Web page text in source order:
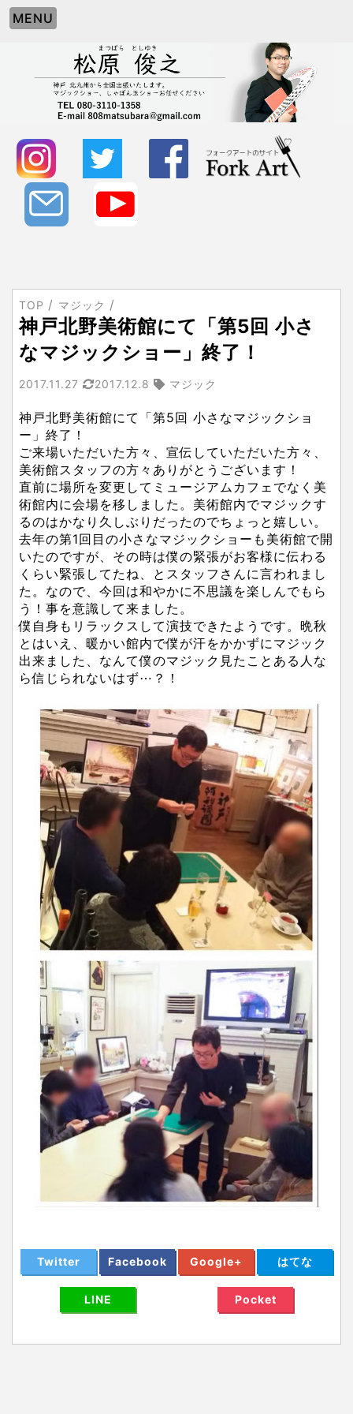
MENU
TOP マジック
神戸北野美術館にて「第5回 小さ
なマジックショー」終了！
2017.11.27 2017.12.8 マジック
神戸北野美術館にて「第5回 小さなマジックショ
ー」終了！
ご来場いただいた方々、宣伝していただいた方々、
美術館スタッフの方々ありがとうございます！
直前に場所を変更してミュージアムカフェでなく美
術館内に会場を移しました。美術館内でマジックす
るのはかなり久しぶりだったのでちょっと嬉しい。
去年の第1回目の小さなマジックショーも美術館で開
いたのですが、その時は僕の緊張がお客様に伝わる
くらい緊張してたね、とスタッフさんに言われまし
た。なので、今回は和やかに不思議を楽しんでもら
う！事を意識して来ました。
僕自身もリラックスして演技できたようです。晩秋
とはいえ、暖かい館内で僕が汗をかかずにマジック
出来ました、なんて僕のマジック見たことある人な
ら信じられないはず⋯？！
Twitter Facebook Google+ はてな
LINE Pocket